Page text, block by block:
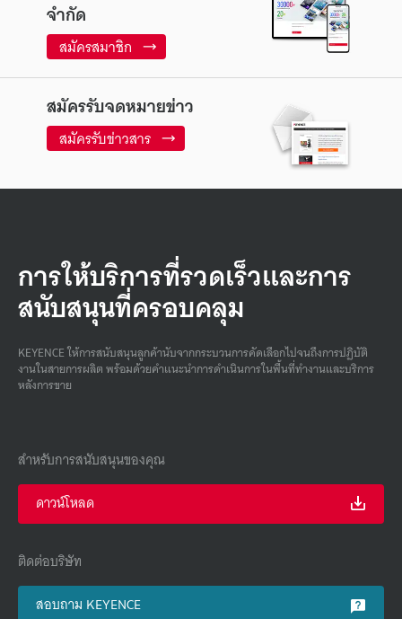
จำกัด
สมัครสมาชิก
สมัครรับจดหมายข่าว
สมัครรับข่าวสาร
การให้บริการที่รวดเร็วและการ
สนับสนุนที่ครอบคลุม
KEYENCE ให้การสนับสนุนลูกค้านับจากกระบวนการคัดเลือกไปจนถึงการปฏิบัติ
งานในสายการผลิต พร้อมด้วยคําแนะนําการดําเนินการในพื้นที่ทํางานและบริการ
หลังการขาย
สำหรับการสนับสนุนของคุณ
ดาวน์โหลด
ติดต่อบริษัท
สอบถาม KEYENCE